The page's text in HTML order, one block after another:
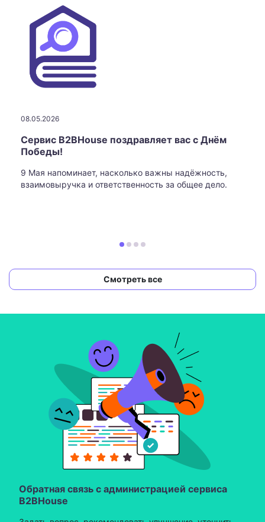
08.05.2026
Сервис B2BHouse поздравляет вас с Днём
Победы!
9 Мая напоминает, насколько важны надёжность,
взаимовыручка и ответственность за общее дело.
Смотреть все
Обратная связь с администрацией сервиса
B2BHouse